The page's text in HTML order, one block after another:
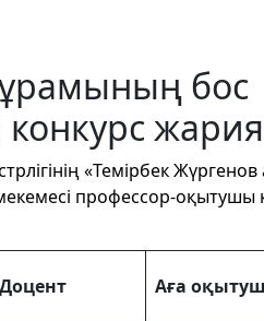
бос
«Темірбек
профессор-
Доцент Аға